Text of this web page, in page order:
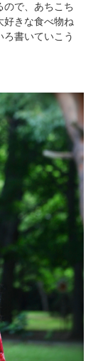
ので、あちこち
好きな食べ物ね
書いていこう